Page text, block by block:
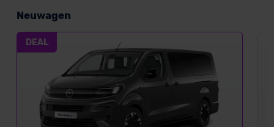
Neuwagen
DEAL